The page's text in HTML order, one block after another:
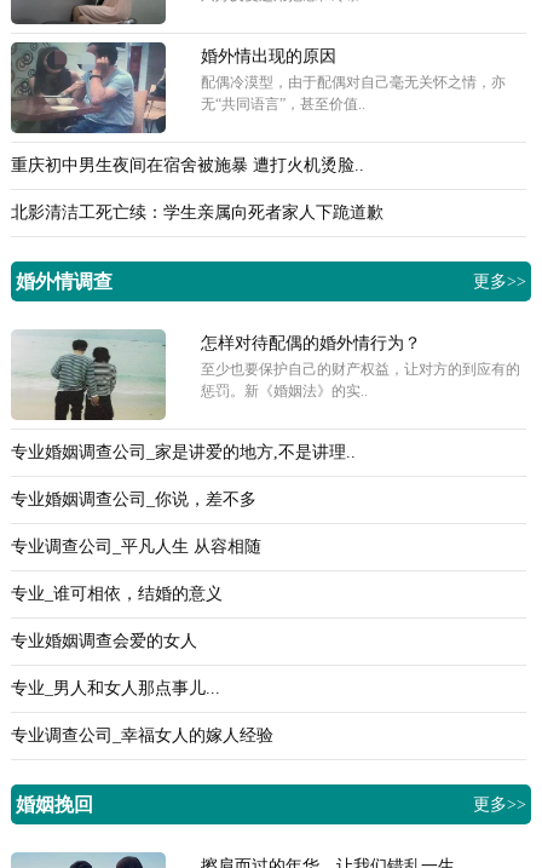
婚外情出现的原因
配偶冷漠型，由于配偶对自己毫无关怀之情，亦
无“共同语言”，甚至价值..
重庆初中男生夜间在宿舍被施暴 遭打火机烫脸..
北影清洁工死亡续：学生亲属向死者家人下跪道歉
婚外情调查 更多>>
怎样对待配偶的婚外情行为？
至少也要保护自己的财产权益，让对方的到应有的
惩罚。新《婚姻法》的实..
专业婚姻调查公司_家是讲爱的地方,不是讲理..
专业婚姻调查公司_你说，差不多
专业调查公司_平凡人生 从容相随
专业_谁可相依，结婚的意义
专业婚姻调查会爱的女人
专业_男人和女人那点事儿...
专业调查公司_幸福女人的嫁人经验
婚姻挽回 更多>>